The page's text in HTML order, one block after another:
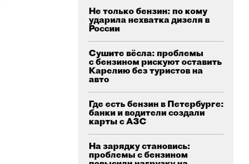
Не только бензин: по кому
ударила нехватка дизеля в
России
Сушите вёсла: проблемы
с бензином рискуют оставить
Карелию без туристов на
авто
Где есть бензин в Петербурге:
банки и водители создали
карты с АЗС
На зарядку становись:
проблемы с бензином